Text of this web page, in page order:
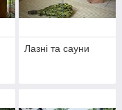
Лазні та сауни